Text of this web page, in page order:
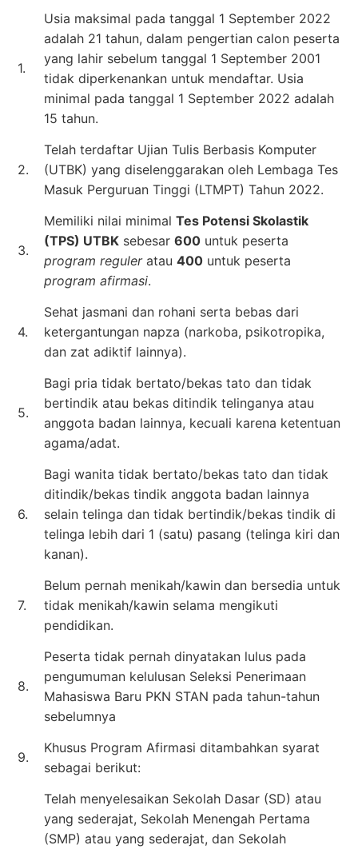
1.
Usia maksimal pada tanggal 1 September 2022
adalah 21 tahun, dalam pengertian calon peserta
yang lahir sebelum tanggal 1 September 2001
tidak diperkenankan untuk mendaftar. Usia
minimal pada tanggal 1 September 2022 adalah
15 tahun.
2.
Telah terdaftar Ujian Tulis Berbasis Komputer
(UTBK) yang diselenggarakan oleh Lembaga Tes
Masuk Perguruan Tinggi (LTMPT) Tahun 2022.
3.
Memiliki nilai minimal Tes Potensi Skolastik
(TPS) UTBK sebesar 600 untuk peserta
program reguleratau 400 untuk peserta
program afirmasi.
4.
Sehat jasmani dan rohani serta bebas dari
ketergantungan napza (narkoba, psikotropika,
dan zat adiktif lainnya).
5.
Bagi pria tidak bertato/bekas tato dan tidak
bertindik atau bekas ditindik telinganya atau
anggota badan lainnya, kecuali karena ketentuan
agama/adat.
6.
Bagi wanita tidak bertato/bekas tato dan tidak
ditindik/bekas tindik anggota badan lainnya
selain telinga dan tidak bertindik/bekas tindik di
telinga lebih dari 1 (satu) pasang (telinga kiri dan
kanan).
7.
Belum pernah menikah/kawin dan bersedia untuk
tidak menikah/kawin selama mengikuti
pendidikan.
8.
Peserta tidak pernah dinyatakan lulus pada
pengumuman kelulusan Seleksi Penerimaan
Mahasiswa Baru PKN STAN pada tahun-tahun
sebelumnya
9.
Khusus Program Afirmasi ditambahkan syarat
sebagai berikut:
Telah menyelesaikan Sekolah Dasar (SD) atau
yang sederajat, Sekolah Menengah Pertama
(SMP) atau yang sederajat, dan Sekolah